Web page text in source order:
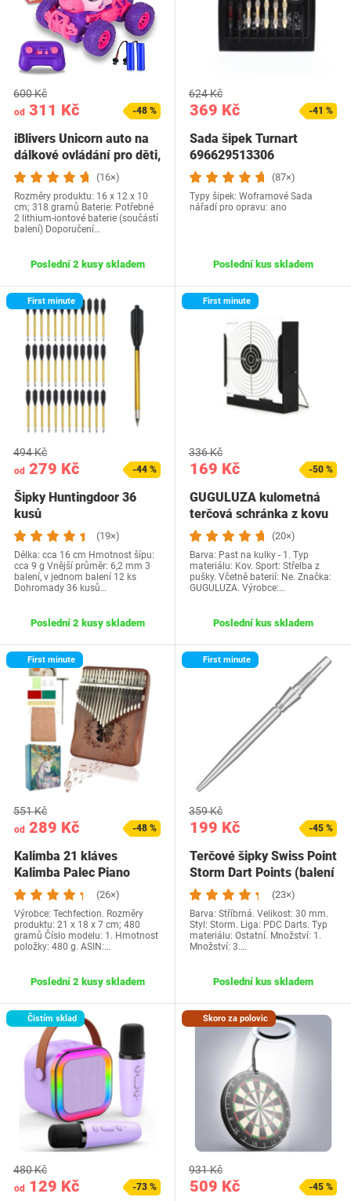
od 311 Kč
600 Kč
-48 %
iBlivers Unicorn auto na
dálkové ovládání pro děti,
dálkové…
(16×)
Rozměry produktu: 16 x 12 x 10
cm; 318 gramů Baterie: Potřebné
2 lithium-iontové baterie (součástí
balení) Doporučení…
Poslední 2 kusy skladem
369 Kč
624 Kč
-41 %
Sada šipek Turnart
696629513306
(87×)
Typy šipek: Woframové Sada
nářadí pro opravu: ano
Poslední kus skladem
First minute
od 279 Kč
494 Kč
-44 %
Šipky Huntingdoor 36
kusů
(19×)
Délka: cca 16 cm Hmotnost šípu:
cca 9 g Vnější průměr: 6,2 mm 3
balení, v jednom balení 12 ks
Dohromady 36 kusů…
Poslední 2 kusy skladem
First minute
169 Kč
336 Kč
-50 %
GUGULUZA kulometná
terčová schránka z kovu
pro terče 14x14…
(20×)
Barva: Past na kulky - 1. Typ
materiálu: Kov. Sport: Střelba z
pušky. Včetně baterií: Ne. Značka:
GUGULUZA. Výrobce:…
Poslední kus skladem
First minute
od 289 Kč
551 Kč
-48 %
Kalimba 21 kláves
Kalimba Palec Piano
Hudební nástroje…
(26×)
Výrobce: Techfection. Rozměry
produktu: 21 x 18 x 7 cm; 480
gramů Číslo modelu: 1. Hmotnost
položky: 480 g. ASIN:…
Poslední 2 kusy skladem
First minute
199 Kč
359 Kč
-45 %
Terčové šipky Swiss Point
Storm Dart Points (balení
3…
(23×)
Barva: Stříbrná. Velikost: 30 mm.
Styl: Storm. Liga: PDC Darts. Typ
materiálu: Ostatní. Množství: 1.
Množství: 3.…
Poslední kus skladem
Čistím sklad
od 129 Kč
480 Kč
-73 %
Skoro za polovic
509 Kč
931 Kč
-45 %